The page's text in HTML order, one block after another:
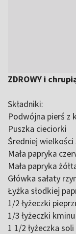
ZDROWY i
Składniki:
Podwójna pierś z
Puszka cieciorki
Średniej wielkości
Mała papryka
Mała papryka
Główka sałaty
Łyżka słodkiej
1/2 łyżeczki
1/3 łyżeczki
1 1/2 łyżeczka soli